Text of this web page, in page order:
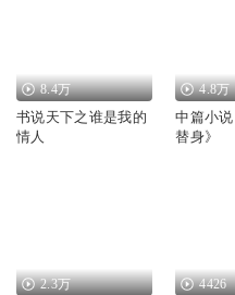
8.4万
书说天下之谁是我的
情人
4.8万
中篇小
替身》
2.3万 4426